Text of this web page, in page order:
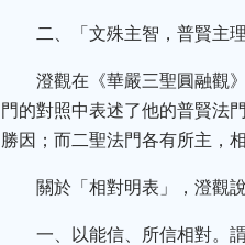
二、「文殊主智，普賢主理
澄觀在《華嚴三聖圓融觀
門的對照中表述了他的普賢法
勝因；而二聖法門各有所主，
關於「相對明表」，澄觀說
一、以能信、所信相對。